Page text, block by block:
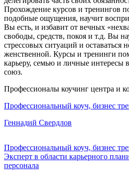
Прохождение курсов и тренингов
подобные ощущения, научит
Вы есть, и избавит от вечных
свободы, средств, покоя и т.д. Вы
стрессовых ситуаций и оставаться
женственной. Курсы и тренинги
карьеру, семью и личные
союз.
Профессионалы коучинг центра и
Профессиональный коуч, бизнес
Геннадий Свердлов
Профессиональный коуч, бизнес
Эксперт в области карьерного
персонала